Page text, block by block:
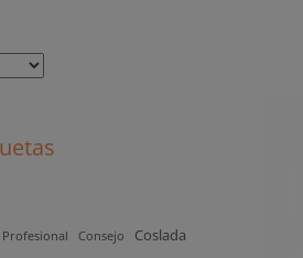
Consejo
Coslada